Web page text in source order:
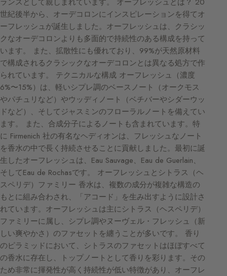
世紀後半から、オーデコロンにインスピレーションを得てオ
ーフレッシュが誕生しました。オーフレッシュは、クラシッ
クなオーデコロンよりも多面的で持続性のある構成を持って
います。 また、拡散性にも優れており、99%が天然原材料
で構成されるクラシックなオーデコロンとは異なる処方で作
られています。 テクニカルな構成 オーフレッシュ（濃度
6%〜15%）は、軽いシプレ調のベースノート（オークモス
やパチュリなど）やウッディノート（ベチバーやシダーウッ
ドなど）、そしてジャスミンのフローラルノートを備えてい
ます。 また、合成分子によるノートも含まれています。特
に Firmenich 社の有名なヘディオンは、フレッシュなノート
を香水の中で長く持続させることに貢献しました。最初に誕
生したオーフレッシュは、Eau Sauvage、Eau de Guerlain、
そしてEau de Rochasです。 オーフレッシュとシトラス（ヘ
スペリデ）ファミリー 香水は、複数の成分が複雑な構造の
もとに組み合わされ、「アコード」を生み出すように設計さ
れています。オーフレッシュは主にシトラス（ヘスペリデ）
ファミリーに属し、シプレ調やヌーヴェル・フレッシュ（新
しい爽やかさ）のファセットを纏うことが多いです。 香り
のピラミッドにおいて、シトラスのファセットはほぼすべて
の香水に存在し、トップノートとして香りを彩ります。その
ため非常に揮発性が高く持続性が低い特徴があり、オーフレ